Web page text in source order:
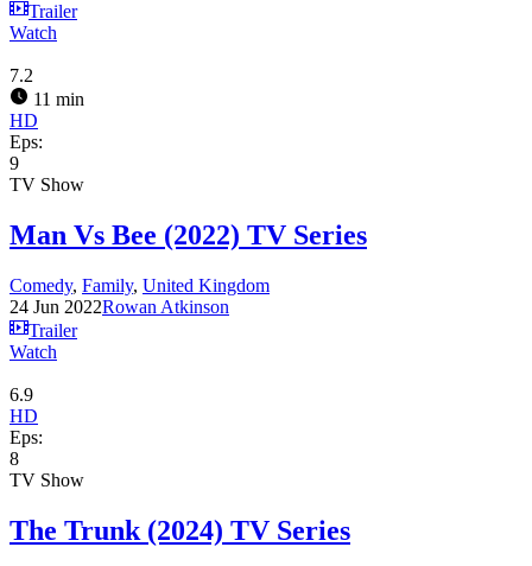
Trailer
Watch
7.2
11 min
HD
Eps:
9
TV Show
Man Vs Bee (2022) TV Series
Comedy, Family, United Kingdom
24 Jun 2022Rowan Atkinson
Trailer
Watch
6.9
HD
Eps:
8
TV Show
The Trunk (2024) TV Series